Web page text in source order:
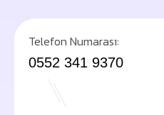
Telefon Numarası:
0552 341 9370